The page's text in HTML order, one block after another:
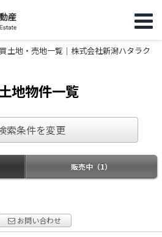
土地・売地一覧｜株式会社新潟ハタラク
地物件一覧
索条件を変更
販売中（1）
お問い合わせ